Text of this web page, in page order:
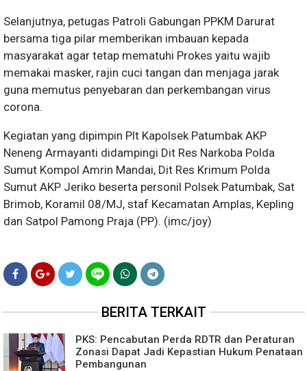
Selanjutnya, petugas Patroli Gabungan PPKM Darurat
bersama tiga pilar memberikan imbauan kepada
masyarakat agar tetap mematuhi Prokes yaitu wajib
memakai masker, rajin cuci tangan dan menjaga jarak
guna memutus penyebaran dan perkembangan virus
corona.
Kegiatan yang dipimpin Plt Kapolsek Patumbak AKP
Neneng Armayanti didampingi Dit Res Narkoba Polda
Sumut Kompol Amrin Mandai, Dit Res Krimum Polda
Sumut AKP Jeriko beserta personil Polsek Patumbak, Sat
Brimob, Koramil 08/MJ, staf Kecamatan Amplas, Kepling
dan Satpol Pamong Praja (PP). (imc/joy)
BERITA TERKAIT
PKS: Pencabutan Perda RDTR dan Peraturan
Zonasi Dapat Jadi Kepastian Hukum Penataan
Pembangunan